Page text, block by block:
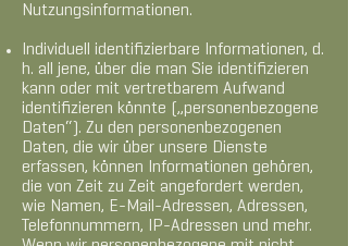
Nutzungsinformationen.
Individuell identifizierbare Informationen, d.
h. all jene, über die man Sie identifizieren
kann oder mit vertretbarem Aufwand
identifizieren könnte („personenbezogene
Daten“). Zu den personenbezogenen
Daten, die wir über unsere Dienste
erfassen, können Informationen gehören,
die von Zeit zu Zeit angefordert werden,
wie Namen, E-Mail-Adressen, Adressen,
Telefonnummern, IP-Adressen und mehr.